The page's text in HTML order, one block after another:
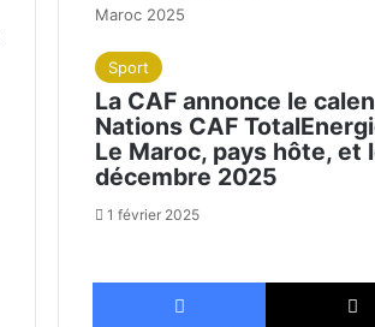
Maroc 2025
Sport
La CAF annonce le
Nations CAF
Le Maroc, pays hôte,
décembre 2025
1 février 2025
Facebook